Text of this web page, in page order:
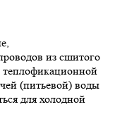
из сшитого
(питьевой) воды
для холодной